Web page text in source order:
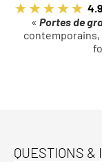
« Portes de
QUESTIONS &